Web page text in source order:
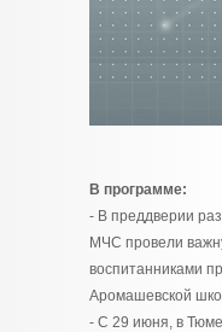
В программе:
- В преддверии
МЧС провели
воспитанниками
Аромашевской
- С 29 июня, в